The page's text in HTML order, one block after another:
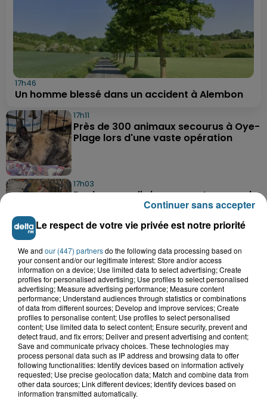
17h46
Un homme blessé dans un accident à Alembon
17h11
Près de 300 animaux secourus à Oye-
Plage lors d'une vaste opération
17h03
Dunkerque : dix jeunes vont parcourir
9 000 km pour rencontrer...
16h19
Blendecques : le jeune garçon de 12
ans qui s'était noyé est...
13h15
Risque incendie dans le Nord : ce que
vous ne pouvez plus faire
Le respect de votre vie privée est notre priorité
We and our (447) partnersdo the following data processing based on
your consent and/or our legitimate interest: Store and/or access
information on a device; Use limited data to select advertising; Create
profiles for personalised advertising; Use profiles to select personalised
advertising; Measure advertising performance; Measure content
performance; Understand audiences through statistics or combinations
of data from different sources; Develop and improve services; Create
profiles to personalise content; Use profiles to select personalised
content; Use limited data to select content; Ensure security, prevent and
detect fraud, and fix errors; Deliver and present advertising and content;
Save and communicate privacy choices. These technologies may
process personal data such as IP address and browsing data to offer
following functionalities: Identify devices based on information actively
requested; Use precise geolocation data; Match and combine data from
other data sources; Link different devices; Identify devices based on
information transmitted automatically.
Continuer sans accepter